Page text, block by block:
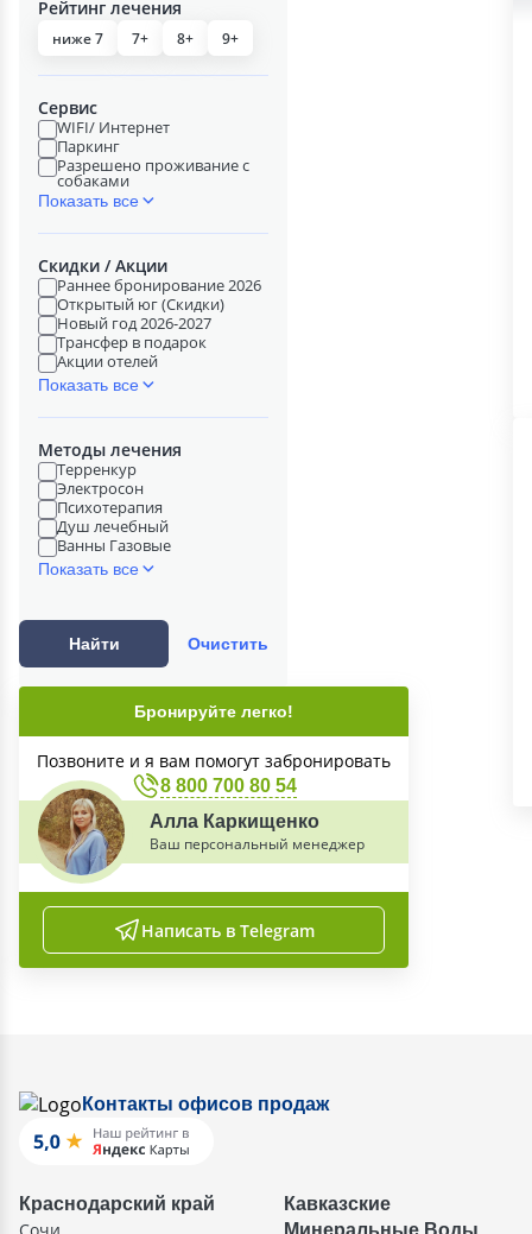
Рейтинг лечения
ниже 7 7+ 8+ 9+
Сервис
WIFI/ Интернет
Паркинг
Разрешено проживание с
собаками
Показать все
Скидки / Акции
Раннее бронирование 2026
Открытый юг (Скидки)
Новый год 2026-2027
Трансфер в подарок
Акции отелей
Показать все
Методы лечения
Терренкур
Электросон
Психотерапия
Душ лечебный
Ванны Газовые
Показать все
Найти Очистить
Бронируйте легко!
Позвоните и я вам помогут забронировать
8 800 700 80 54
Алла Каркищенко
Ваш персональный менеджер
Написать в Telegram
Контакты офисов продаж
Краснодарский край
Кавказские
Минеральные Воды